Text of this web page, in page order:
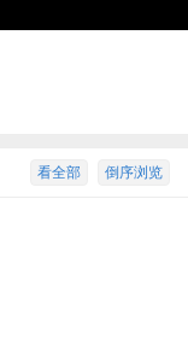
倒序浏览
看全部